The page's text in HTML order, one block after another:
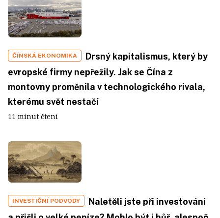
ČÍNSKÁ EKONOMIKA
Drsný kapitalismus, který by
evropské firmy nepřežily. Jak se Čína z
montovny proměnila v technologického rivala,
kterému svět nestačí
11 minut čtení
INVESTIČNÍ PODVODY
Naletěli jste při investování